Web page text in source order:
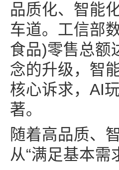
品质化、智能
车道。工信部
食品)零售总额
念的升级，智
核心诉求，AI
著。
随着高品质、
从“满足基本需